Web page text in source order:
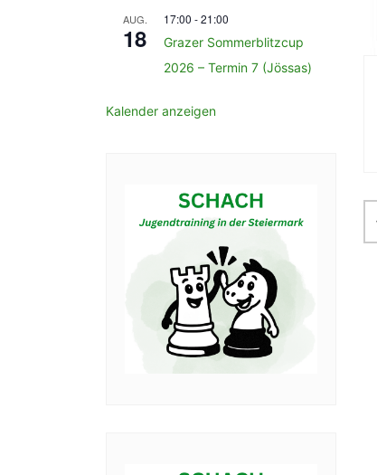
AUG.
18
17:00 -21:00
Grazer Sommerblitzcup
2026 – Termin 7 (Jössas)
Kalender anzeigen